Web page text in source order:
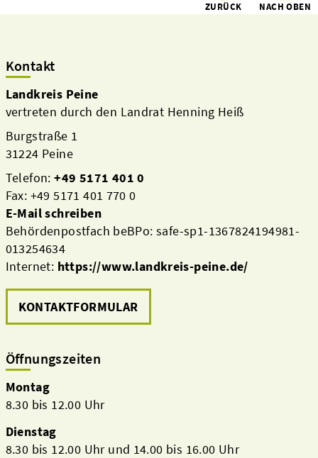
ZURÜCK NACH OBEN
Kontakt
Landkreis Peine
vertreten durch den Landrat Henning Heiß
Burgstraße 1
31224 Peine
Telefon:+49 5171 401 0
Fax: +49 5171 401 770 0
E-Mail schreiben
Behördenpostfach beBPo: safe-sp1-1367824194981-
013254634
Internet: https://www.landkreis-peine.de/
KONTAKTFORMULAR
Öffnungszeiten
Montag
8.30 bis 12.00 Uhr
Dienstag
8.30 bis 12.00 Uhr und 14.00 bis 16.00 Uhr